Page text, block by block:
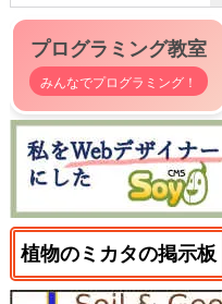
プログラミング教室
みんなでプログラミング！
植物のミカタの掲示板